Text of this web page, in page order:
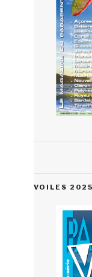
VOILES